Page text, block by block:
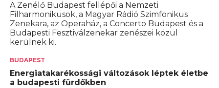
A Zenélő Budapest fellépői a Nemzeti
Filharmonikusok, a Magyar Rádió Szimfonikus
Zenekara, az Operaház, a Concerto Budapest és a
Budapesti Fesztiválzenekar zenészei közül
kerülnek ki.
BUDAPEST
Energiatakarékossági változások léptek életbe
a budapesti fürdőkben